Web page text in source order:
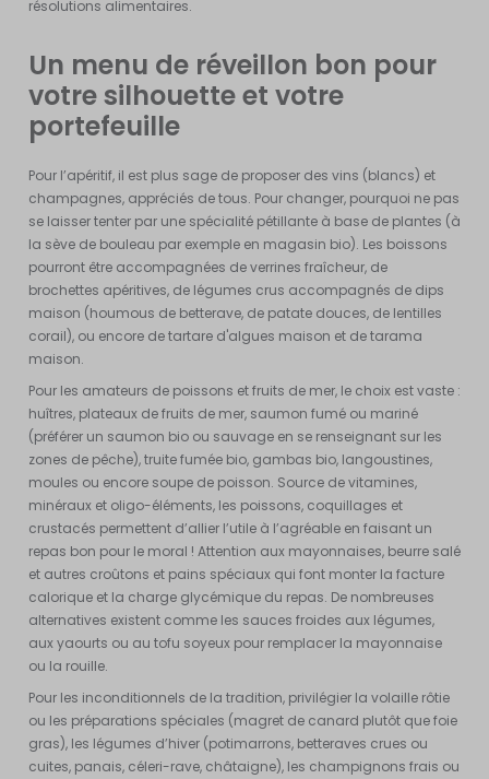
résolutions alimentaires.
Un menu de réveillon bon pour
votre silhouette et votre
portefeuille
Pour l’apéritif, il est plus sage de proposer des vins (blancs) et
champagnes, appréciés de tous. Pour changer, pourquoi ne pas
se laisser tenter par une spécialité pétillante à base de plantes (à
la sève de bouleau par exemple en magasin bio). Les boissons
pourront être accompagnées de verrines fraîcheur, de
brochettes apéritives, de légumes crus accompagnés de dips
maison (houmous de betterave, de patate douces, de lentilles
corail), ou encore de tartare d'algues maison et de tarama
maison.
Pour les amateurs de poissons et fruits de mer, le choix est vaste :
huîtres, plateaux de fruits de mer, saumon fumé ou mariné
(préférer un saumon bio ou sauvage en se renseignant sur les
zones de pêche), truite fumée bio, gambas bio, langoustines,
moules ou encore soupe de poisson. Source de vitamines,
minéraux et oligo-éléments, les poissons, coquillages et
crustacés permettent d’allier l’utile à l’agréable en faisant un
repas bon pour le moral ! Attention aux mayonnaises, beurre salé
et autres croûtons et pains spéciaux qui font monter la facture
calorique et la charge glycémique du repas. De nombreuses
alternatives existent comme les sauces froides aux légumes,
aux yaourts ou au tofu soyeux pour remplacer la mayonnaise
ou la rouille.
Pour les inconditionnels de la tradition, privilégier la volaille rôtie
ou les préparations spéciales (magret de canard plutôt que foie
gras), les légumes d’hiver (potimarrons, betteraves crues ou
cuites, panais, céleri-rave, châtaigne), les champignons frais ou